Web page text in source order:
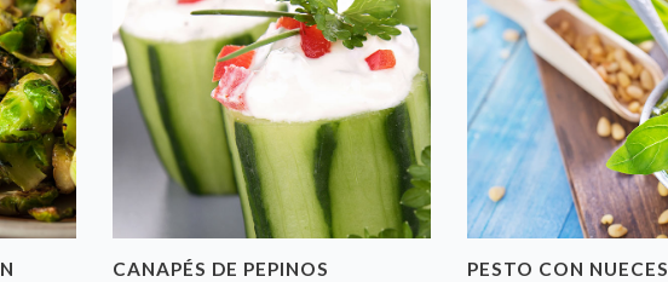
CANAPÉS DE PEPINOS
PESTO CON NUECES